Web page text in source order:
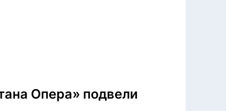
Опера» подвели